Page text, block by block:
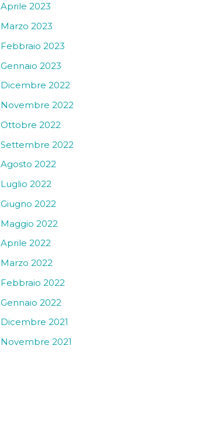
Aprile 2023
Marzo 2023
Febbraio 2023
Gennaio 2023
Dicembre 2022
Novembre 2022
Ottobre 2022
Settembre 2022
Agosto 2022
Luglio 2022
Giugno 2022
Maggio 2022
Aprile 2022
Marzo 2022
Febbraio 2022
Gennaio 2022
Dicembre 2021
Novembre 2021